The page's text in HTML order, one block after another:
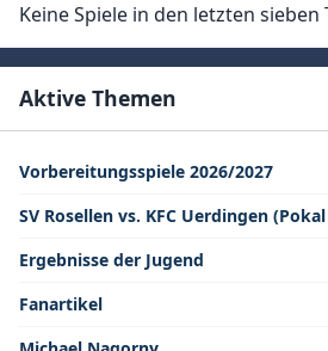
Keine Spiele in den letzten sieben
Aktive Themen
Vorbereitungsspiele 2026/2027
SV Rosellen vs. KFC Uerdingen
Ergebnisse der Jugend
Fanartikel